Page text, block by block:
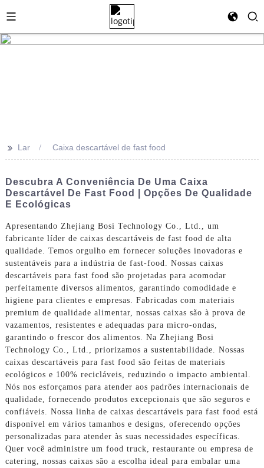
>> Lar Caixa descartável de fast food
Descubra A Conveniência De Uma Caixa
Descartável De Fast Food | Opções De Qualidade
E Ecológicas
Apresentando Zhejiang Bosi Technology Co., Ltd., um
fabricante líder de caixas descartáveis ​​de fast food de alta
qualidade. Temos orgulho em fornecer soluções inovadoras e
sustentáveis ​​para a indústria de fast-food. Nossas caixas
descartáveis ​​para fast food são projetadas para acomodar
perfeitamente diversos alimentos, garantindo comodidade e
higiene para clientes e empresas. Fabricadas com materiais
premium de qualidade alimentar, nossas caixas são à prova de
vazamentos, resistentes e adequadas para micro-ondas,
garantindo o frescor dos alimentos. Na Zhejiang Bosi
Technology Co., Ltd., priorizamos a sustentabilidade. Nossas
caixas descartáveis ​​para fast food são feitas de materiais
ecológicos e 100% recicláveis, reduzindo o impacto ambiental.
Nós nos esforçamos para atender aos padrões internacionais de
qualidade, fornecendo produtos excepcionais que são seguros e
confiáveis. Nossa linha de caixas descartáveis ​​para fast food está
disponível em vários tamanhos e designs, oferecendo opções
personalizadas para atender às suas necessidades específicas.
Quer você administre um food truck, restaurante ou empresa de
catering, nossas caixas são a escolha ideal para embalar uma